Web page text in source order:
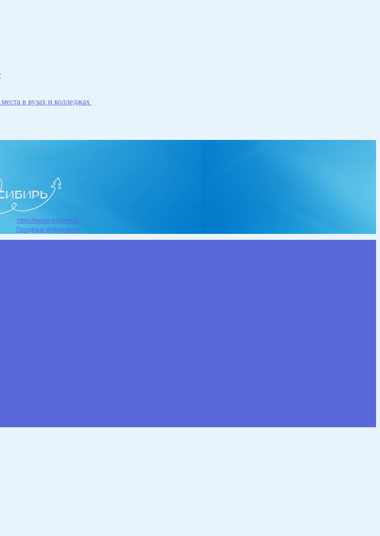
в вузах и колледжах
https://world-weather.ru
Погодные информеры